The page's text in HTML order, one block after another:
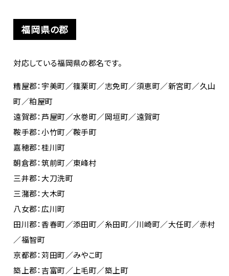
福岡県の郡
対応している福岡県の郡名です。
糟屋郡：宇美町／篠栗町／志免町／須恵町／新宮町／久山
町／粕屋町
遠賀郡：芦屋町／水巻町／岡垣町／遠賀町
鞍手郡：小竹町／鞍手町
嘉穂郡：桂川町
朝倉郡：筑前町／東峰村
三井郡：大刀洗町
三潴郡：大木町
八女郡：広川町
田川郡：香春町／添田町／糸田町／川崎町／大任町／赤村
／福智町
京都郡：苅田町／みやこ町
築上郡：吉富町／上毛町／築上町